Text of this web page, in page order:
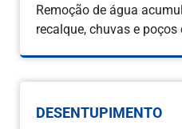
Remoção de água
recalque, chuvas e poços
DESENTUPIMENTO